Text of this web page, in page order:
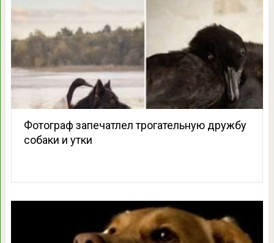
Фотограф запечатлел трогательную дружбу
собаки и утки